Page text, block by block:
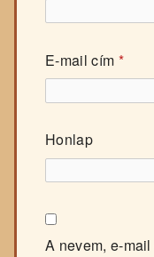
E-mail cím *
Honlap
A nevem, e-